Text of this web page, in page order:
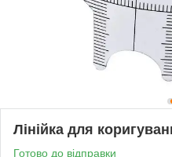
Лінійка для
Готово до відправки